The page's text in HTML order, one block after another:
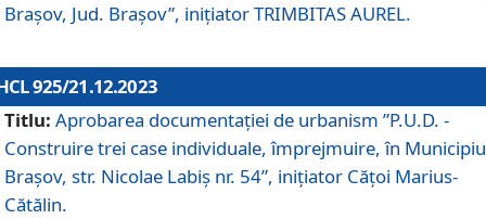
Brașov, Jud. Brașov”, inițiator TRIMBITAS AUREL.
925/21.12.2023
Titlu: Aprobarea documentaţiei de urbanism ”P.U.D. -
Construire trei case individuale, împrejmuire, în
Brașov, str. Nicolae Labiș nr. 54”, inițiator Cățoi Marius-
Cătălin.